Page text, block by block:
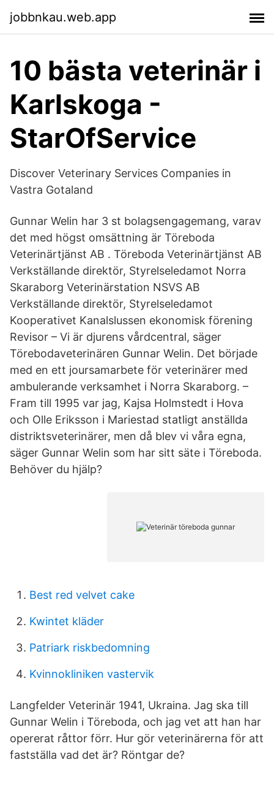
jobbnkau.web.app
10 bästa veterinär i
Karlskoga -
StarOfService
Discover Veterinary Services Companies in
Vastra Gotaland
Gunnar Welin har 3 st bolagsengagemang, varav
det med högst omsättning är Töreboda
Veterinärtjänst AB . Töreboda Veterinärtjänst AB
Verkställande direktör, Styrelseledamot Norra
Skaraborg Veterinärstation NSVS AB
Verkställande direktör, Styrelseledamot
Kooperativet Kanalslussen ekonomisk förening
Revisor – Vi är djurens vårdcentral, säger
Törebodaveterinären Gunnar Welin. Det började
med en ett joursamarbete för veterinärer med
ambulerande verksamhet i Norra Skaraborg. –
Fram till 1995 var jag, Kajsa Holmstedt i Hova
och Olle Eriksson i Mariestad statligt anställda
distriktsveterinärer, men då blev vi våra egna,
säger Gunnar Welin som har sitt säte i Töreboda.
Behöver du hjälp?
Best red velvet cake
Kwintet kläder
Patriark riskbedomning
Kvinnokliniken vastervik
Langfelder Veterinär 1941, Ukraina. Jag ska till
Gunnar Welin i Töreboda, och jag vet att han har
opererat råttor förr. Hur gör veterinärerna för att
fastställa vad det är? Röntgar de?